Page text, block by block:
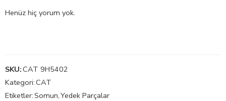
Henüz hiç yorum yok.
SKU:CAT 9H5402
Kategori:CAT
Etiketler:Somun,Yedek Parçalar